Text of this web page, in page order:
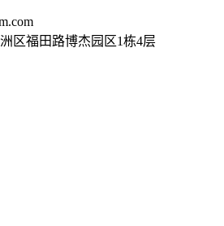
区福田路博杰园区1栋4层